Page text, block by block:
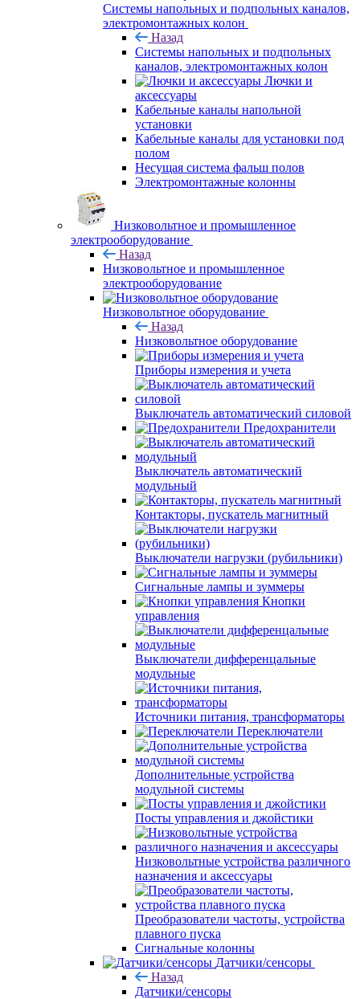
Системы напольных и подпольных каналов,
электромонтажных колон
Назад
Системы напольных и подпольных
каналов, электромонтажных колон
Лючки и
аксессуары
Кабельные каналы напольной
установки
Кабельные каналы для установки под
полом
Несущая система фальш полов
Электромонтажные колонны
Низковольтное и промышленное
электрооборудование
Назад
Низковольтное и промышленное
электрооборудование
Низковольтное оборудование
Назад
Низковольтное оборудование
Приборы измерения и учета
Выключатель автоматический силовой
Предохранители
Выключатель автоматический
модульный
Контакторы, пускатель магнитный
Выключатели нагрузки (рубильники)
Сигнальные лампы и зуммеры
Кнопки
управления
Выключатели дифференцальные
модульные
Источники питания, трансформаторы
Переключатели
Дополнительные устройства
модульной системы
Посты управления и джойстики
Низковольтные устройства различного
назначения и аксессуары
Преобразователи частоты, устройства
плавного пуска
Сигнальные колонны
Датчики/сенсоры
Назад
Датчики/сенсоры